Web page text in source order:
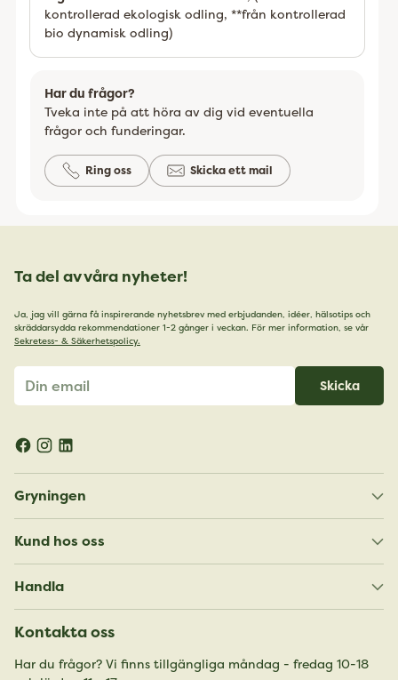
kontrollerad ekologisk odling, **från kontrollerad
bio dynamisk odling)
Har du frågor?
Tveka inte på att höra av dig vid eventuella
frågor och funderingar.
Ring oss Skicka ett mail
Ta del av våra nyheter!
Ja, jag vill gärna få inspirerande nyhetsbrev med erbjudanden, idéer, hälsotips och
skräddarsydda rekommendationer 1-2 gånger i veckan. För mer information, se vår
Sekretess- & Säkerhetspolicy.
email
Skicka
Gryningen
Kund hos oss
Handla
Kontakta oss
Har du frågor? Vi finns tillgängliga måndag - fredag 10-18